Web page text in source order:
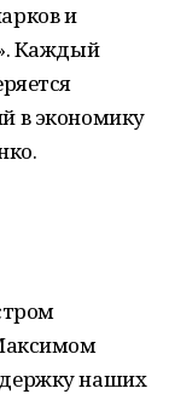
и
Каждый
в экономику
наших